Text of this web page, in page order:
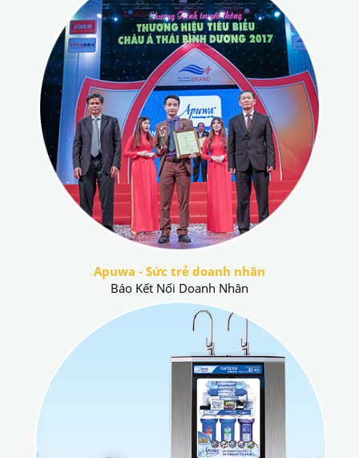
Apuwa - Sức trẻ doanh nhân
Báo Kết Nối Doanh Nhân